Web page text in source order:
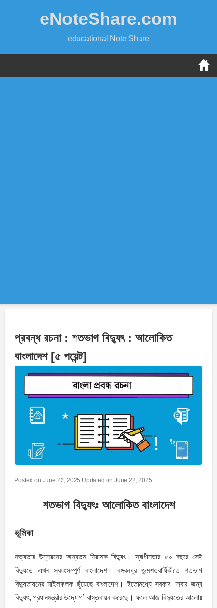
eNoteShare.com
educational Note Share
প্রবন্ধ রচনা : শতভাগ বিদ্যুৎ : আলোকিত
বাংলাদেশ [৫ পয়েন্ট]
Posted on June 22, 2025 Updated on June 22, 2025
শতভাগ বিদ্যুৎঃ আলোকিত বাংলাদেশ
ভূমিকা
সভ্যতার উন্নয়নের অন্যতম নিয়ামক বিদ্যুৎ। স্বাধীনতার ৫০ বছরে সেই
বিদ্যুতে এখন স্বয়ংসম্পুর্ণ বাংলাদেশ। বঙ্গবন্ধুর জন্মশতবার্ষিকীতে শতভাগ
বিদ্যুতায়নের মাইলফলক ছুঁয়েছে বাংলাদেশ। ইতোমধ্যে সরকার ‘সবার জন্য
বিদ্যুৎ, প্রধানমন্ত্রীর উদ্যোগ’ বাস্তবায়ন করেছে। ফলে আজ বিদ্যুতের আলোয়